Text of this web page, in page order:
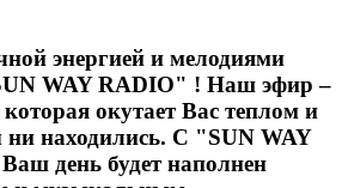
энергией и мелодиями
WAY RADIO" ! Наш эфир –
окутает Вас теплом и
находились. С "SUN WAY
день будет наполнен